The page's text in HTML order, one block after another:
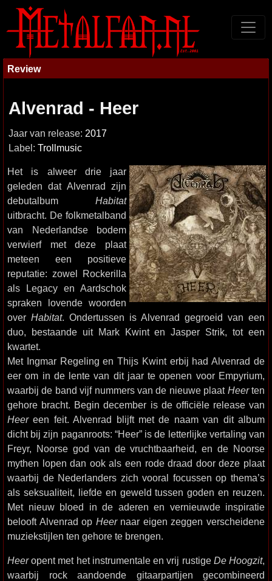
Review
Alvenrad - Heer
Jaar van release: 2017
Label: Trollmusic
Het is alweer drie jaar
geleden dat Alvenrad zijn
debutalbum Habitat
uitbracht. De folkmetalband
van Nederlandse bodem
verwierf met deze plaat
meteen een positieve
reputatie: zowel Rockerilla
als Legacy en Aardschok
spraken lovende woorden
over Habitat. Ondertussen is Alvenrad gegroeid van een
duo, bestaande uit Mark Kwint en Jasper Strik, tot een
kwartet.
Met Ingmar Regeling en Thijs Kwint erbij had Alvenrad de
eer om in de lente van dit jaar te openen voor Empyrium,
waarbij de band vijf nummers van de nieuwe plaat Heerten
gehore bracht. Begin december is de officiële release van
Heereen feit. Alvenrad blijft met de naam van dit album
dicht bij zijn paganroots: “Heer” is de letterlijke vertaling van
Freyr, Noorse god van de vruchtbaarheid, en de Noorse
mythen lopen dan ook als een rode draad door deze plaat
waarbij de Nederlanders zich vooral focussen op thema’s
als seksualiteit, liefde en geweld tussen goden en reuzen.
Met nieuw bloed in de aderen en vernieuwde inspiratie
belooft Alvenrad op Heernaar eigen zeggen verscheidene
muziekstijlen ten gehore te brengen.
Heeropent met het instrumentale en vrij rustige De Hoogzit,
waarbij rock aandoende gitaarpartijen gecombineerd